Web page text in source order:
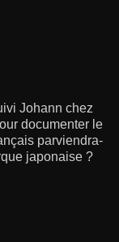
Johann chez
documenter le
parviendra-
japonaise ?